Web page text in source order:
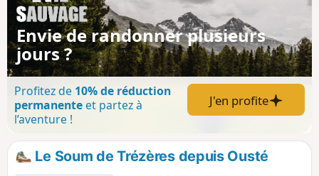
Envie de randonner plusieurs
jours ?
Profitez de 10% de réduction
permanenteet partez à
l’aventure !
J'en profite
Le Soum de Trézères depuis Ousté